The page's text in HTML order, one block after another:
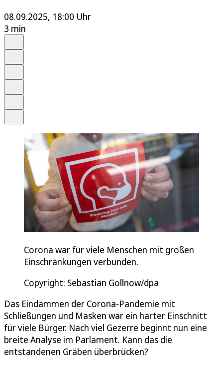
08.09.2025, 18:00 Uhr
3 min
Corona war für viele Menschen mit großen
Einschränkungen verbunden.
Copyright: Sebastian Gollnow/dpa
Das Eindämmen der Corona-Pandemie mit
Schließungen und Masken war ein harter Einschnitt
für viele Bürger. Nach viel Gezerre beginnt nun eine
breite Analyse im Parlament. Kann das die
entstandenen Gräben überbrücken?